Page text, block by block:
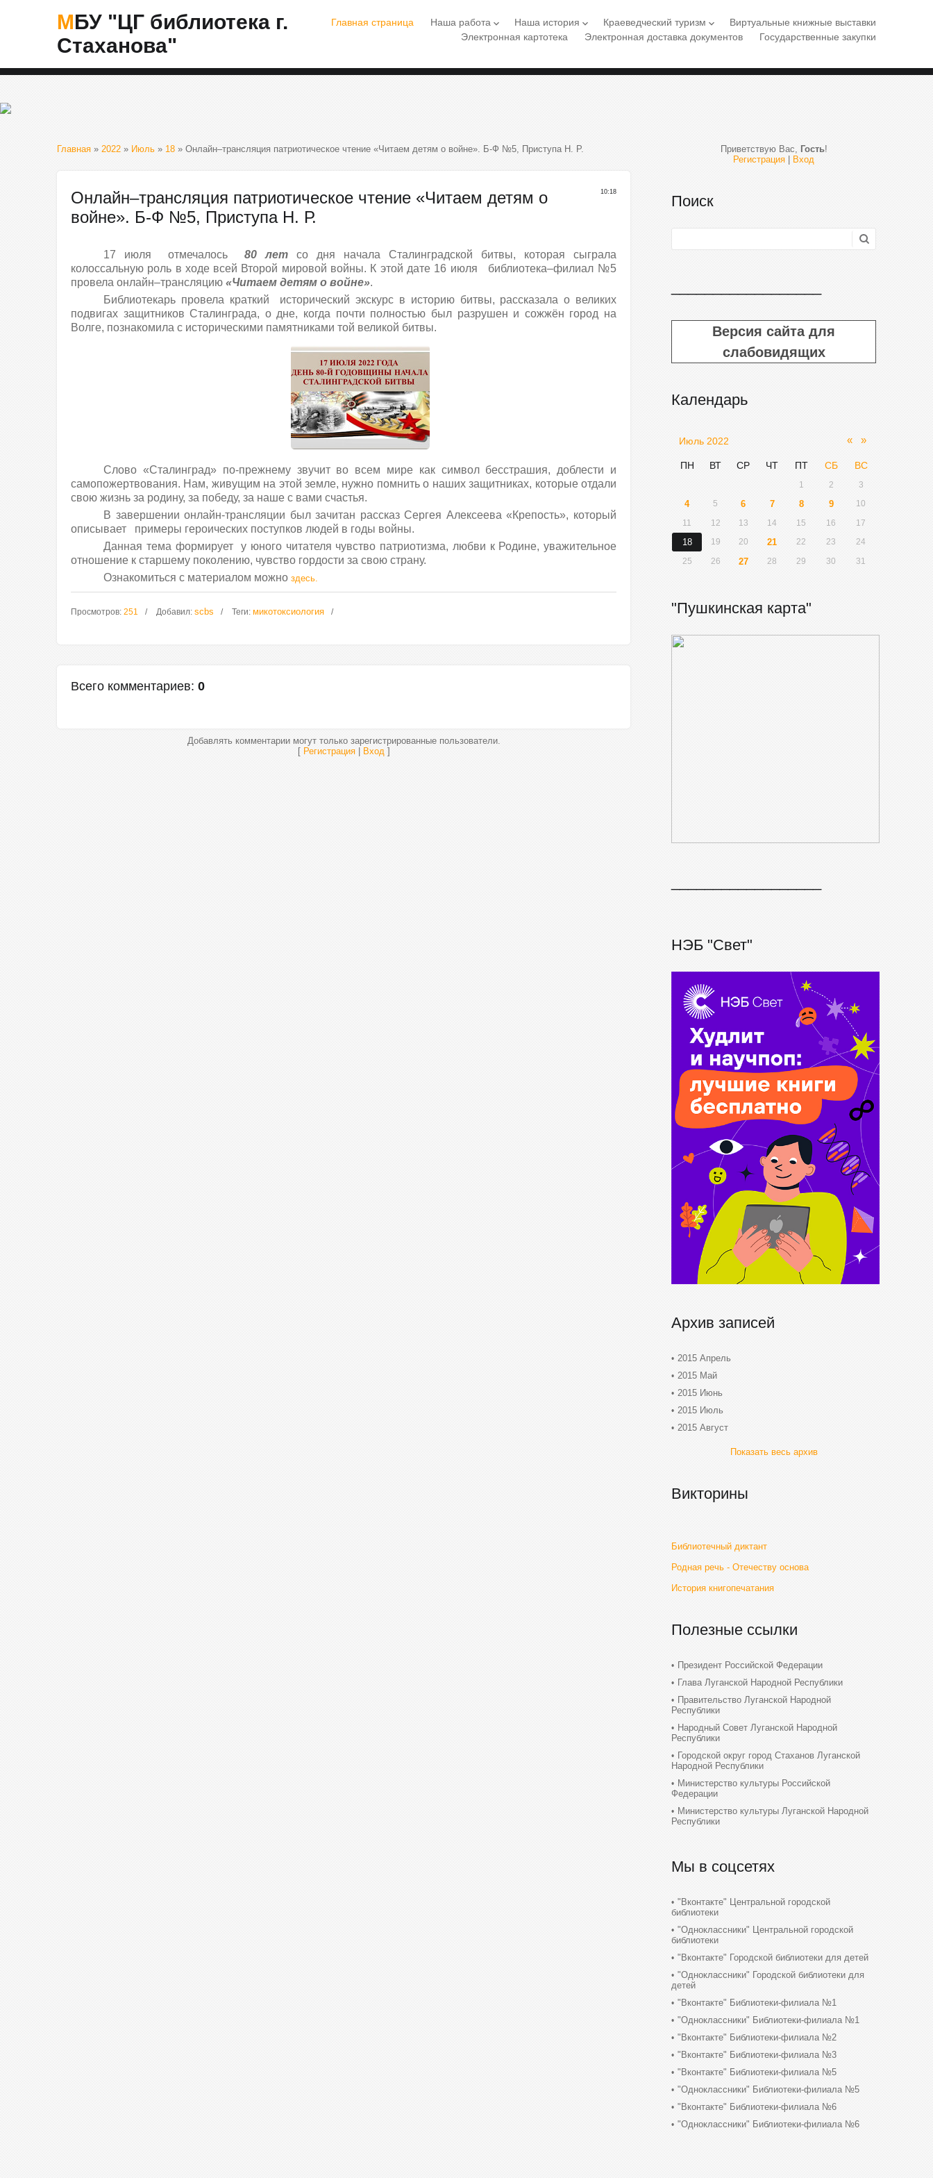
МБУ "ЦГ библиотека г.
Стаханова"
Главная страница Наша работа keyboard_arrow_down Наша история keyboard_arrow_down Краеведческий туризм keyboard_arrow_down
Виртуальные книжные выставки
Электронная картотека
Электронная доставка документов Государственные закупки
Главная » 2022 » Июль » 18 » Онлайн–трансляция патриотическое чтение «Читаем детям о войне». Б-Ф №5, Приступа Н. Р.
10:18
Онлайн–трансляция патриотическое чтение «Читаем детям о
войне». Б-Ф №5, Приступа Н. Р.
17 июля отмечалось80 лет со дня начала Сталинградской битвы, которая сыграла
колоссальную роль в ходе всей Второй мировой войны. К этой дате 16 июля библиотека–филиал №5
провела онлайн–трансляцию «Читаем детям о войне».
Библиотекарь провела краткий исторический экскурс в историю битвы, рассказала о великих
подвигах защитников Сталинграда, о дне, когда почти полностью был разрушен и сожжён город на
Волге, познакомила с историческими памятниками той великой битвы.
Слово «Сталинград» по-прежнему звучит во всем мире как символ бесстрашия, доблести и
самопожертвования. Нам, живущим на этой земле, нужно помнить о наших защитниках, которые отдали
свою жизнь за родину, за победу, за наше с вами счастья.
В завершении онлайн-трансляции был зачитан рассказ Сергея Алексеева «Крепость», который
описывает примеры героических поступков людей в годы войны.
Данная тема формирует у юного читателя чувство патриотизма, любви к Родине, уважительное
отношение к старшему поколению, чувство гордости за свою страну.
Ознакомиться с материалом можноздесь.
Просмотров: 251 Добавил: scbs Теги: микотоксиология
Всего комментариев: 0
Добавлять комментарии могут только зарегистрированные пользователи.
[ Регистрация| Вход]
Приветствую Вас, Гость!
Регистрация
Вход
Поиск
Версия сайта для
слабовидящих
Календарь
«
Июль 2022 »
ПН ВТ СР ЧТ ПТ СБ ВС
1 2 3
4 5 6 7 8 9
10
11
12 13 14 15 16 17
18 19 20 21 22 23
24
25
26 27 28 29 30 31
"Пушкинская карта"
НЭБ "Свет"
Архив записей
2015 Апрель
2015 Май
2015 Июнь
2015 Июль
2015 Август
Показать весь архив
Викторины
Библиотечный диктант
Родная речь - Отечеству основа
История книгопечатания
Полезные ссылки
Президент Российской Федерации
Глава Луганской Народной Республики
Правительство Луганской Народной
Республики
Народный Совет Луганской Народной
Республики
Городской округ город Стаханов Луганской
Народной Республики
Министерство культуры Российской
Федерации
Министерство культуры Луганской Народной
Республики
Мы в соцсетях
"Вконтакте" Центральной городской
библиотеки
"Одноклассники" Центральной городской
библиотеки
"Вконтакте" Городской библиотеки для детей
"Одноклассники" Городской библиотеки для
детей
"Вконтакте" Библиотеки-филиала №1
"Одноклассники" Библиотеки-филиала №1
"Вконтакте" Библиотеки-филиала №2
"Вконтакте" Библиотеки-филиала №3
"Вконтакте" Библиотеки-филиала №5
"Одноклассники" Библиотеки-филиала №5
"Вконтакте" Библиотеки-филиала №6
"Одноклассники" Библиотеки-филиала №6